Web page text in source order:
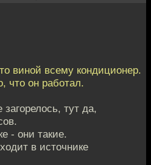
виной всему кондиционер.
что он работал.
тут да,
- они такие.
в источнике